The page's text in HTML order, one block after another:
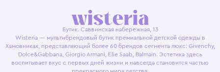
Бутик. Саввинская набережная, 13
Wisteria — мультибрендовый бутик премиальной детской одежды в
Хамовниках, представляющий более 60 брендов сегмента люкс: Givenchy,
Dolce&Gabbana, Giorgio Armani, Elie Saab, Balmain. Эстетика здесь
воспитывает вкус с первых дней жизни и навсегда становится частью